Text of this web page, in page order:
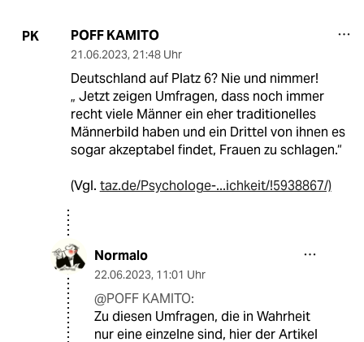
PK POFF KAMITO
21.06.2023, 21:48 Uhr
Deutschland auf Platz 6? Nie und nimmer!
„ Jetzt zeigen Umfragen, dass noch immer
recht viele Männer ein eher traditionelles
Männerbild haben und ein Drittel von ihnen es
sogar akzeptabel findet, Frauen zu schlagen.“
(Vgl. taz.de/Psychologe-...ichkeit/!5938867/)
Normalo
22.06.2023, 11:01 Uhr
@POFF KAMITO:
Zu diesen Umfragen, die in Wahrheit
nur eine einzelne sind, hier der Artikel